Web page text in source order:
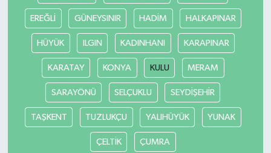
EREĞLİ GÜNEYSINIR HADİM HALKAPINAR
HÜYÜK ILGIN KADINHANI KARAPINAR
KARATAY KONYA KULU MERAM
SARAYÖNÜ SELÇUKLU SEYDİŞEHİR
TAŞKENT TUZLUKÇU YALIHÜYÜK YUNAK
ÇELTİK ÇUMRA